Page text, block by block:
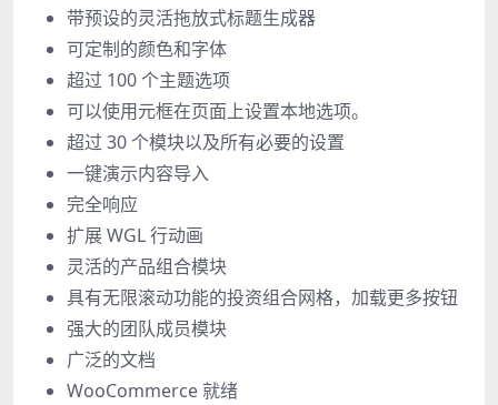
带预设的灵活拖放式标题生成器
可定制的颜色和字体
超过 100 个主题选项
可以使用元框在页面上设置本地选项。
超过 30 个模块以及所有必要的设置
一键演示内容导入
完全响应
扩展 WGL 行动画
灵活的产品组合模块
具有无限滚动功能的投资组合网格，加载更多按钮
强大的团队成员模块
广泛的文档
WooCommerce 就绪